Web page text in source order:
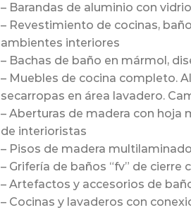
– Barandas de aluminio con
– Revestimiento de cocinas,
ambientes interiores
– Bachas de baño en mármol,
– Muebles de cocina completo.
secarropas en área lavadero.
– Aberturas de madera con hoja
de interioristas
– Pisos de madera
– Grifería de baños “fv” de
– Artefactos y accesorios de
– Cocinas y lavaderos con